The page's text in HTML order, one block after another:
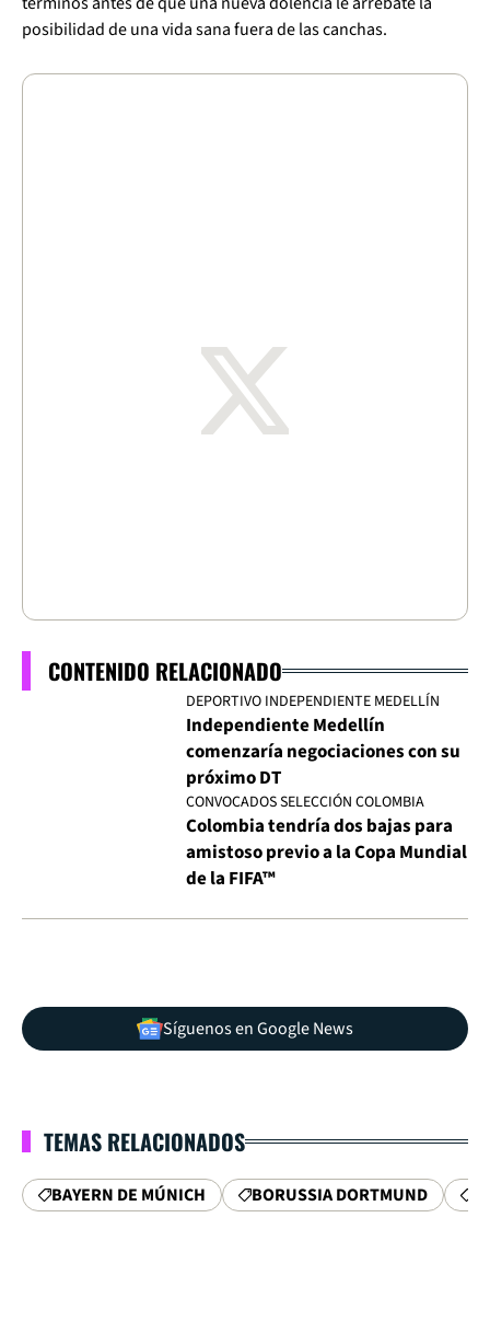
posibilidad de una vida sana fuera de las canchas.
CONTENIDO RELACIONADO
DEPORTIVO INDEPENDIENTE MEDELLÍN
Independiente Medellín
comenzaría negociaciones con su
próximo DT
CONVOCADOS SELECCIÓN COLOMBIA
Colombia tendría dos bajas para
amistoso previo a la Copa Mundial
de la FIFA™
Síguenos en Google News
TEMAS RELACIONADOS
BAYERN DE MÚNICH BORUSSIA DORTMUND